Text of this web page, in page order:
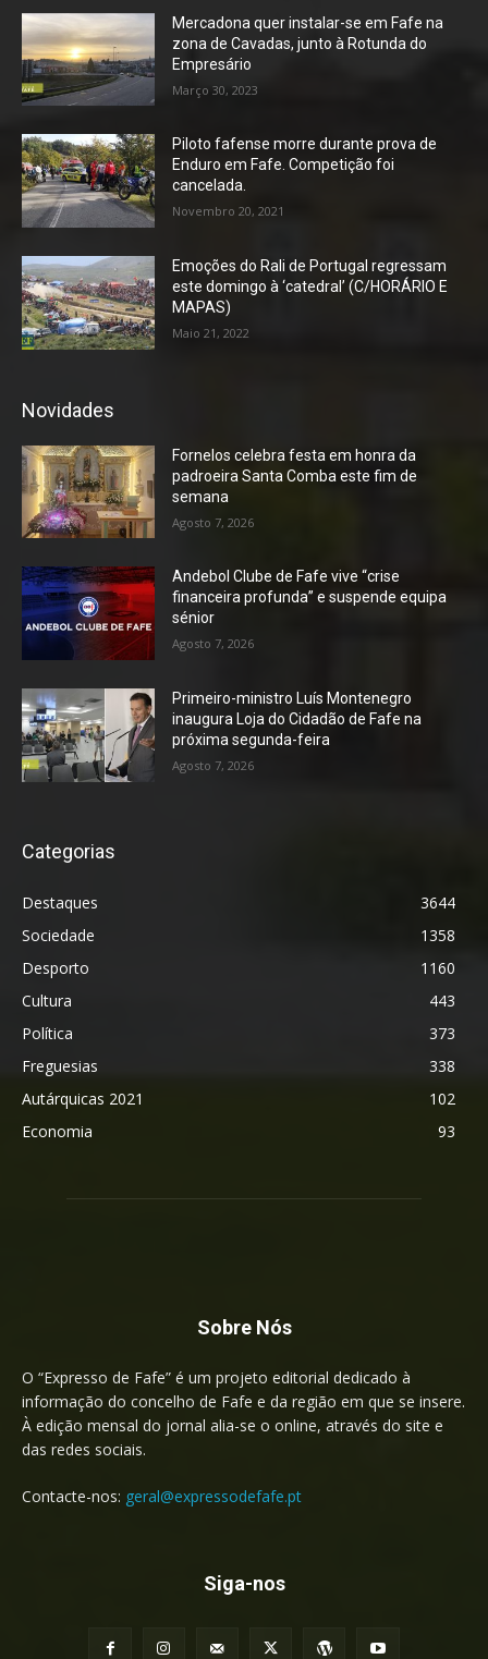
Mercadona quer instalar-se em Fafe na
zona de Cavadas, junto à Rotunda do
Empresário
Março 30, 2023
Piloto fafense morre durante prova de
Enduro em Fafe. Competição foi
cancelada.
Novembro 20, 2021
Emoções do Rali de Portugal regressam
este domingo à ‘catedral’ (C/HORÁRIO E
MAPAS)
Maio 21, 2022
Novidades
Fornelos celebra festa em honra da
padroeira Santa Comba este fim de
semana
Agosto 7, 2026
Andebol Clube de Fafe vive “crise
financeira profunda” e suspende equipa
sénior
Agosto 7, 2026
Primeiro-ministro Luís Montenegro
inaugura Loja do Cidadão de Fafe na
próxima segunda-feira
Agosto 7, 2026
Categorias
Destaques
3644
Sociedade
1358
Desporto
1160
Cultura
443
Política
373
Freguesias
338
Autárquicas 2021
102
Economia
93
Sobre Nós
O “Expresso de Fafe” é um projeto editorial dedicado à
informação do concelho de Fafe e da região em que se insere.
À edição mensal do jornal alia-se o online, através do site e
das redes sociais.
Contacte-nos: geral@expressodefafe.pt
Siga-nos